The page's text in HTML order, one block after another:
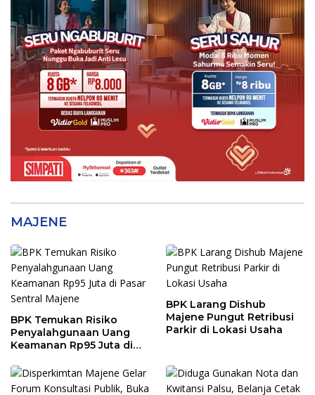
MAJENE
BPK Temukan Risiko
Penyalahgunaan Uang
Keamanan Rp95 Juta di
BPK Larang Dishub
Majene Pungut Retribusi
Parkir di Lokasi Usaha